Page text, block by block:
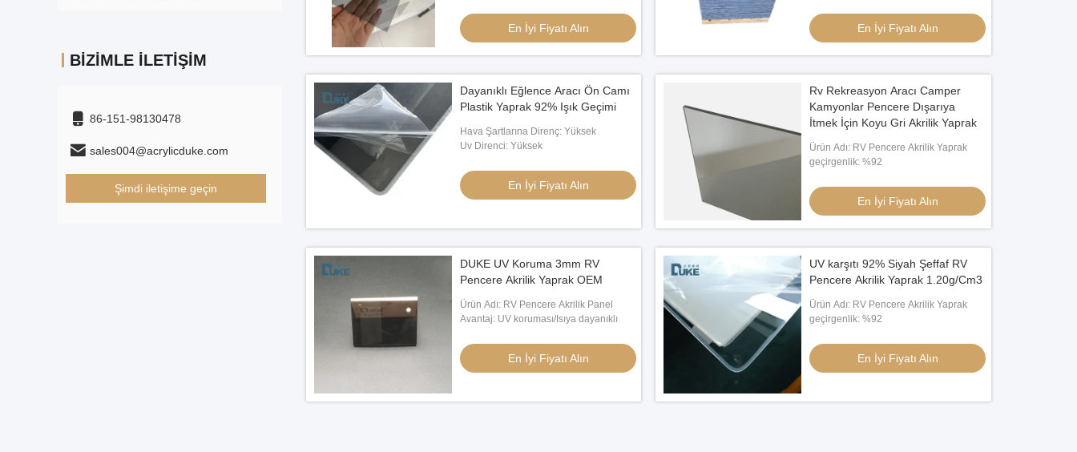
BIZIMLE İLETIŞIM
86-151-98130478
sales004@acrylicduke.com
Şimdi iletişime geçin
En İyi Fiyatı Alın En İyi Fiyatı Alın
Dayanıklı Eğlence Aracı Ön Camı
Plastik Yaprak 92% Işık Geçimi
Hava Şartlarına Direnç: Yüksek
Uv Direnci: Yüksek
En İyi Fiyatı Alın
Rv Rekreasyon Aracı Camper
Kamyonlar Pencere Dışarıya
İtmek İçin Koyu Gri Akrilik Yaprak
Ürün Adı: RV Pencere Akrilik Yaprak
geçirgenlik: %92
En İyi Fiyatı Alın
DUKE UV Koruma 3mm RV
Pencere Akrilik Yaprak OEM
Ürün Adı: RV Pencere Akrilik Panel
Avantaj: UV koruması/Isıya dayanıklı
En İyi Fiyatı Alın
UV karşıtı 92% Siyah Şeffaf RV
Pencere Akrilik Yaprak 1.20g/Cm3
Ürün Adı: RV Pencere Akrilik Yaprak
geçirgenlik: %92
En İyi Fiyatı Alın